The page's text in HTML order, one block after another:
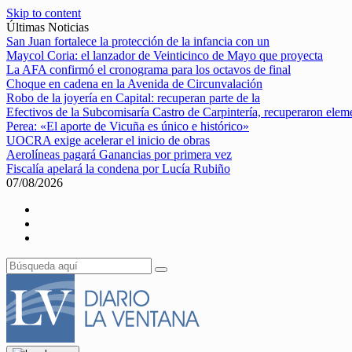
Skip to content
Últimas Noticias
San Juan fortalece la protección de la infancia con un
Maycol Coria: el lanzador de Veinticinco de Mayo que proyecta
La AFA confirmó el cronograma para los octavos de final
Choque en cadena en la Avenida de Circunvalación
Robo de la joyería en Capital: recuperan parte de la
Efectivos de la Subcomisaría Castro de Carpintería, recuperaron
Perea: «El aporte de Vicuña es único e histórico»
UOCRA exige acelerar el inicio de obras
Aerolíneas pagará Ganancias por primera vez
Fiscalía apelará la condena por Lucía Rubiño
07/08/2026